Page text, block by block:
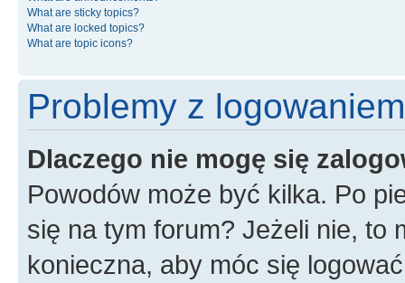
What are sticky topics?
What are locked topics?
What are topic icons?
Problemy z
Dlaczego nie mogę się
Powodów może być kilka. Po
się na tym forum? Jeżeli nie, to
konieczna, aby móc się